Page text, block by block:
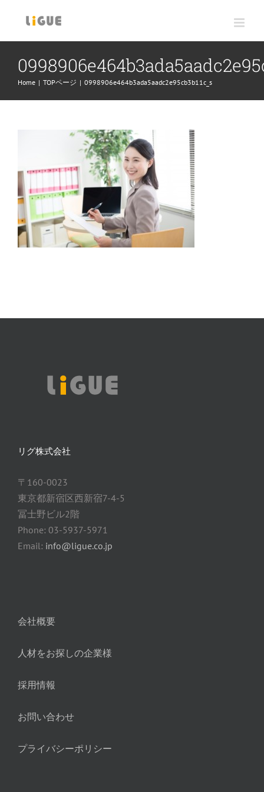
content
Home | TOPページ | 0998906e464b3ada5aadc2e95cb3b11c_s
リグ株式会社
〒160-0023
東京都新宿区西新宿7-4-5
冨士野ビル2階
Phone: 03-5937-5971
Email: info@ligue.co.jp
会社概要
人材をお探しの企業様
採用情報
お問い合わせ
プライバシーポリシー